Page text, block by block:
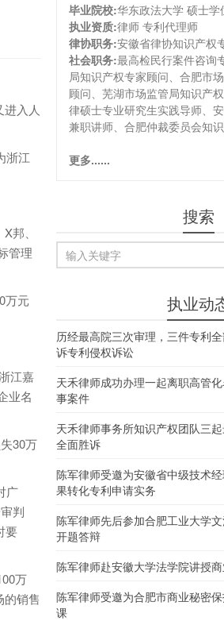
入人
浙江
邦、
管理
万元
江嘉
业名
30万
广
判
要
万
销售
毕业院校:华东政法大学 硕士学
执业资质:律师 专利代理师
律协职务:安徽省律协知识产权
社会职务:最高检民行案件咨询
局知识产权专家顾问、合肥市
顾问、芜湖市场监管局知识产
律硕士专业研究生实践导师、
兼职讲师、合肥仲裁委员会知
更多......
搜索
执业动
历经最高院三次审理，三件专利
诉专利侵权诉讼
天禾律师成功办理一起离职高管
事案件
天禾律师事务所知识产权团队三
全面胜诉
陈军律师受邀为安徽省中级技术
果转化专利申请实务
陈军律师先后参加合肥工业大学
开题答辩
陈军律师赴安徽大学法学院讲授
陈军律师受邀为合肥市商业秘密
课